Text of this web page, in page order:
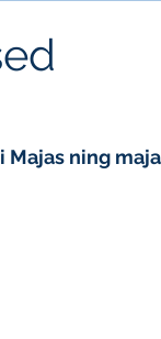
ning